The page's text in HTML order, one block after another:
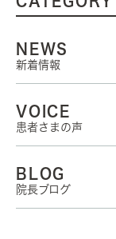
NEWS
新着情報
VOICE
患者さまの声
BLOG
院長ブログ